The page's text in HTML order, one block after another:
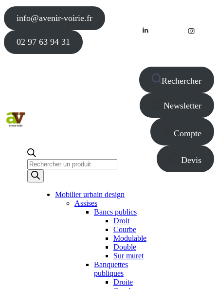
info@avenir-voirie.fr
02 97 63 94 31
Recherche
de
produits
Rechercher
Newsletter
Compte
Devis
Mobilier urbain design
Assises
Bancs publics
Droit
Courbe
Modulable
Double
Sur muret
Banquettes
publiques
Droite